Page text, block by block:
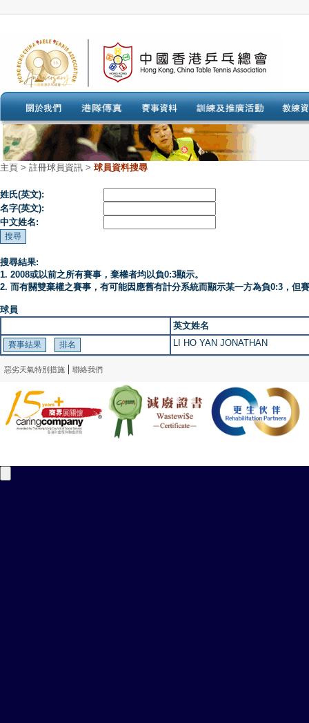
主頁 > 註冊球員資訊 > 球員資料搜尋
姓氏(英文):
名字(英文):
中文姓名:
搜尋結果:
1. 2008或以前之所有賽事，棄權者均以負0:3顯示。
2. 而有關雙棄權之賽事，有可能因應舊有計分系統而顯示某一方為負0:3，但
球員
英文姓名
LI HO YAN JONATHAN